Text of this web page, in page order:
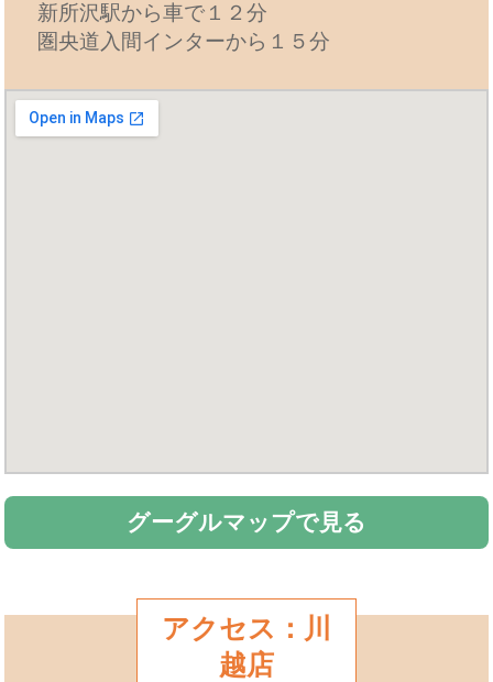
新所沢駅から車で１２分
圏央道入間インターから１５分
グーグルマップで見る
アクセス：川
越店